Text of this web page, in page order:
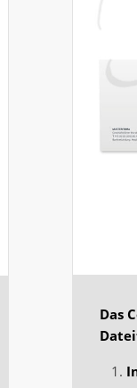
Das